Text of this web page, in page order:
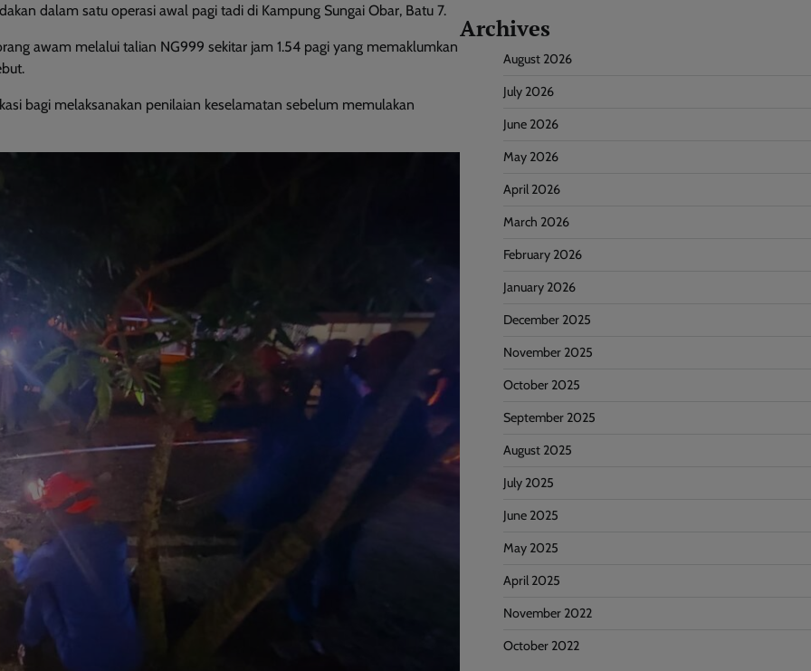
dalam satu operasi awal pagi tadi di Kampung Sungai Obar, Batu 7.
awam melalui talian NG999 sekitar jam 1.54 pagi yang memaklumkan
bagi melaksanakan penilaian keselamatan sebelum memulakan
Archives
August 2026
July 2026
June 2026
May 2026
April 2026
March 2026
February 2026
January 2026
December 2025
November 2025
October 2025
September 2025
August 2025
July 2025
June 2025
May 2025
April 2025
November 2022
October 2022